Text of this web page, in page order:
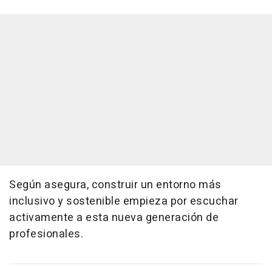
Según asegura, construir un entorno más
inclusivo y sostenible empieza por escuchar
activamente a esta nueva generación de
profesionales.